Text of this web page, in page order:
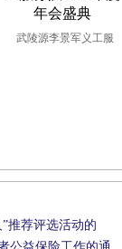
武陵源李景军义工服
推荐评选活动的